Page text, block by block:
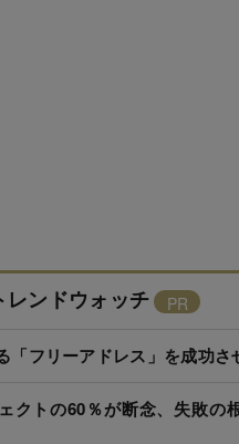
レンドウォッチ
「フリーアドレス」を成功さ
クトの60％が断念、失敗の